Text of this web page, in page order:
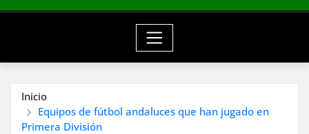
Inicio
Equipos de fútbol andaluces que han jugado en
Primera División